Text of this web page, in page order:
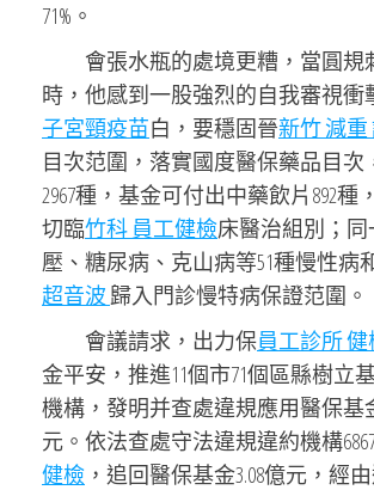
71%。
會張水瓶的處境更糟，當圓規
時，他感到一股強烈的自我審視衝
子宮頸疫苗白，要穩固晉新竹 減重
目次范圍，落實國度醫保藥品目次
2967種，基金可付出中藥飲片892種
切臨竹科 員工健檢床醫治組別；
壓、糖尿病、克山病等51種慢性病
超音波 歸入門診慢特病保證范圍。
會議請求，出力保員工診所 健
金平安，推進11個市71個區縣樹立
機構，發明并查處違規應用醫保基
元。依法查處守法違規違約機構
健檢 ，追回醫保基金3.08億元，經